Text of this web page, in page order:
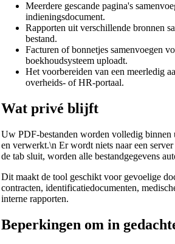
Meerdere gescande pagina's
indieningsdocument.
Rapporten uit verschillende bronnen
bestand.
Facturen of bonnetjes samenvoegen
boekhoudsysteem uploadt.
Het voorbereiden van een meerledig
overheids- of HR-portaal.
Wat privé blijft
Uw PDF-bestanden worden volledig binnen
en verwerkt.\n Er wordt niets naar een
de tab sluit, worden alle bestandgegevens
Dit maakt de tool geschikt voor gevoelige
contracten, identificatiedocumenten,
interne rapporten.
Beperkingen om in